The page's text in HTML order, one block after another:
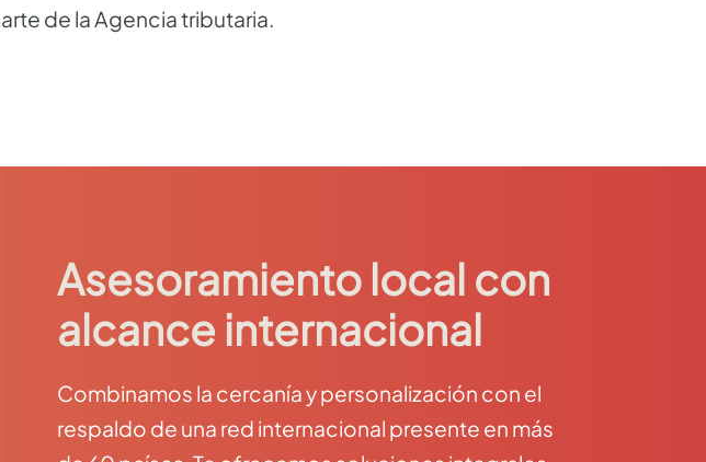
de la Agencia tributaria.
Asesoramiento local con
alcance internacional
Combinamos la cercanía y personalización con el
respaldo de una red internacional presente en más